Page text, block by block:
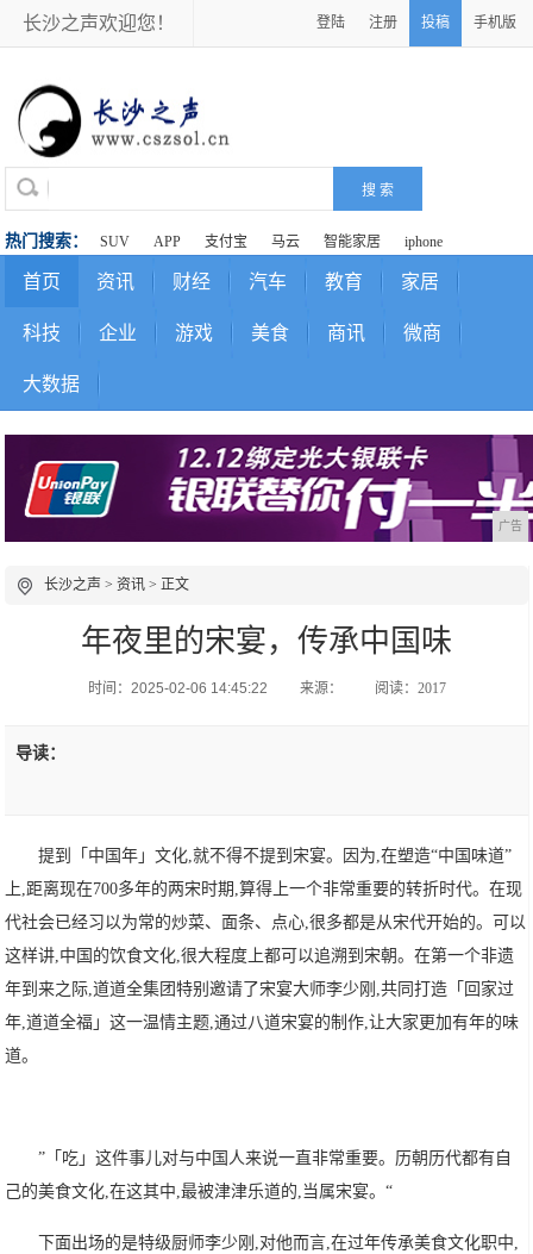
长沙之声欢迎您！ 登陆 注册 投稿 手机版
热门搜索： SUV APP 支付宝 马云 智能家居 iphone
首页 资讯 财经 汽车 教育 家居
科技 企业 游戏 美食 商讯 微商
大数据
广告
长沙之声 >资讯 > 正文
年夜里的宋宴，传承中国味
时间：2025-02-06 14:45:22 来源： 阅读：2017
导读：
提到「中国年」文化,就不得不提到宋宴。因为,在塑造“中国味道”
上,距离现在700多年的两宋时期,算得上一个非常重要的转折时代。在现
代社会已经习以为常的炒菜、面条、点心,很多都是从宋代开始的。可以
这样讲,中国的饮食文化,很大程度上都可以追溯到宋朝。在第一个非遗
年到来之际,道道全集团特别邀请了宋宴大师李少刚,共同打造「回家过
年,道道全福」这一温情主题,通过八道宋宴的制作,让大家更加有年的味
道。
”「吃」这件事儿对与中国人来说一直非常重要。历朝历代都有自
己的美食文化,在这其中,最被津津乐道的,当属宋宴。“
下面出场的是特级厨师李少刚,对他而言,在过年传承美食文化职中,